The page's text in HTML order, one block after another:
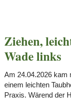
Ziehen,
Wade links
Am 24.04.2026 kam
einem leichten
Praxis. Wärend der